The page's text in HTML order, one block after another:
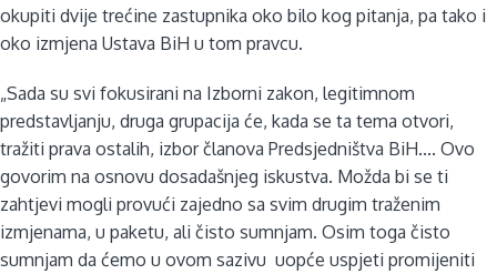
okupiti dvije trećine zastupnika oko bilo kog pitanja, pa tako i
oko izmjena Ustava BiH u tom pravcu.
„Sada su svi fokusirani na Izborni zakon, legitimnom
predstavljanju, druga grupacija će, kada se ta tema otvori,
tražiti prava ostalih, izbor članova Predsjedništva BiH.... Ovo
govorim na osnovu dosadašnjeg iskustva. Možda bi se ti
zahtjevi mogli provući zajedno sa svim drugim traženim
izmjenama, u paketu, ali čisto sumnjam. Osim toga čisto
sumnjam da ćemo u ovom sazivu uopće uspjeti promijeniti